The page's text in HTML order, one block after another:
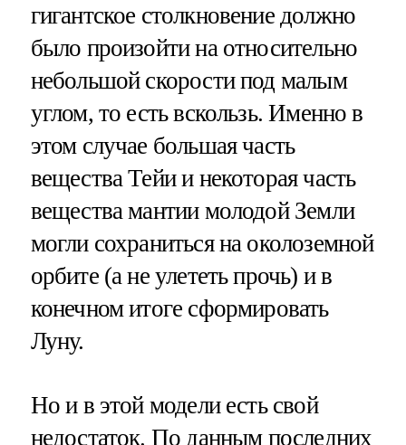
гигантское столкновение должно
было произойти на относительно
небольшой скорости под малым
углом, то есть вскользь. Именно в
этом случае большая часть
вещества Тейи и некоторая часть
вещества мантии молодой Земли
могли сохраниться на околоземной
орбите (а не улететь прочь) и в
конечном итоге сформировать
Луну.
Но и в этой модели есть свой
недостаток. По данным последних